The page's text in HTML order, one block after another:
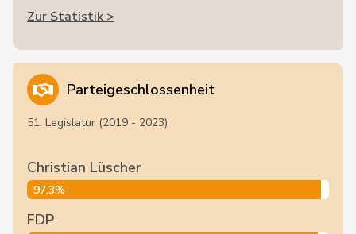
Zur Statistik >
Parteigeschlossenheit
51. Legislatur (2019 - 2023)
Christian Lüscher
97,3%
FDP